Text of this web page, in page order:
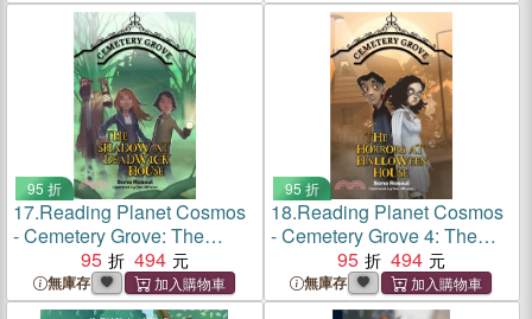
95 折
17.Reading Planet Cosmos
- Cemetery Grove: The
Shadow of Deadwick
House: Mars/Grey
95 494
無庫存
95 折
18.Reading Planet Cosmos
- Cemetery Grove 4: The
Halloween House
Supernova/Red+
95 494
無庫存